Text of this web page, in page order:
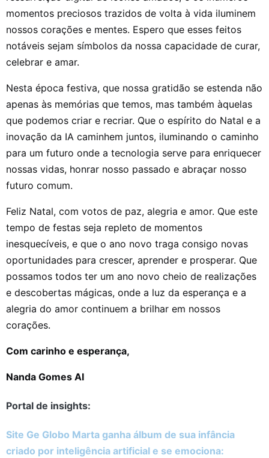
momentos preciosos trazidos de volta à vida iluminem
nossos corações e mentes. Espero que esses feitos
notáveis sejam símbolos da nossa capacidade de curar,
celebrar e amar.
Nesta época festiva, que nossa gratidão se estenda não
apenas às memórias que temos, mas também àquelas
que podemos criar e recriar. Que o espírito do Natal e a
inovação da IA caminhem juntos, iluminando o caminho
para um futuro onde a tecnologia serve para enriquecer
nossas vidas, honrar nosso passado e abraçar nosso
futuro comum.
Feliz Natal, com votos de paz, alegria e amor. Que este
tempo de festas seja repleto de momentos
inesquecíveis, e que o ano novo traga consigo novas
oportunidades para crescer, aprender e prosperar. Que
possamos todos ter um ano novo cheio de realizações
e descobertas mágicas, onde a luz da esperança e a
alegria do amor continuem a brilhar em nossos
corações.
Com carinho e esperança,
Nanda Gomes AI
Portal de insights:
Site Ge Globo Marta ganha álbum de sua infância
criado por inteligência artificial e se emociona: